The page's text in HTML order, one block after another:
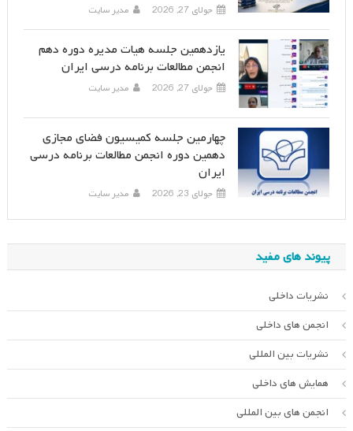
جولای 27, 2026 مدیر سایت
یازدهمین جلسه هیات مدیره دوره دهم
انجمن مطالعات برنامه درسی ایران
جولای 27, 2026 مدیر سایت
چهارمین جلسه کمیسیون فضای مجازی
دهمین دوره انجمن مطالعات برنامه درسی
ایران
جولای 23, 2026 مدیر سایت
پیوند های مفید
نشریات داخلی
انجمن های داخلی
نشریات بین المللی
همایش های داخلی
انجمن های بین المللی